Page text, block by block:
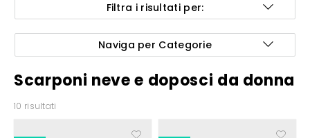
Scarponi neve e doposci da donna
Filtra i risultati per:
Naviga per Categorie
10 risultati